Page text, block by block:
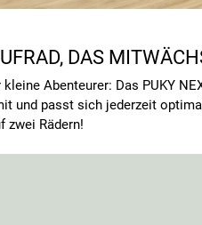
DAS
Abenteurer: Das PUKY
und passt sich jederzeit
zwei Rädern!